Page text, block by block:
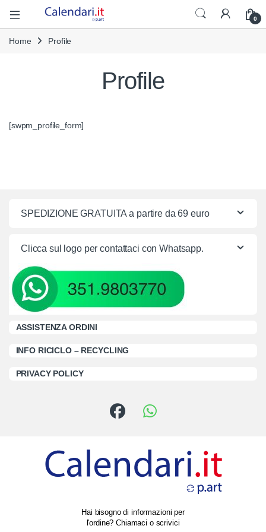
Open
0
Home Profile
Profile
[swpm_profile_form]
SPEDIZIONE GRATUITA a partire da 69 euro
Clicca sul logo per contattaci con Whatsapp.
ASSISTENZA ORDINI
INFO RICICLO – RECYCLING
PRIVACY POLICY
Hai bisogno di informazioni per
l'ordine? Chiamaci o scrivici